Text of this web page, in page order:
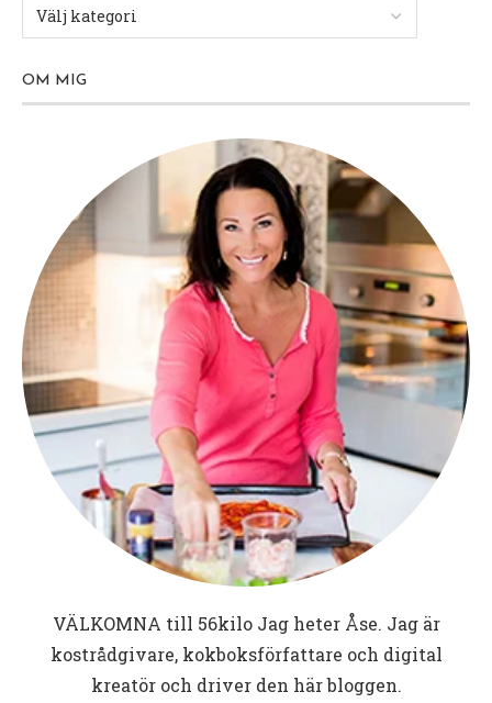
OM MIG
VÄLKOMNA till 56kiloJag heter Åse. Jag är
kostrådgivare, kokboksförfattare och digital
kreatör och driver den här bloggen.